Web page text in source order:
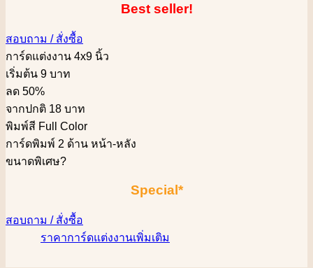
Best seller!
สอบถาม / สั่งซื้อ
การ์ดแต่งงาน 4x9 นิ้ว
เริ่มต้น 9 บาท
ลด 50%
จากปกติ 18 บาท
พิมพ์สี Full Color
การ์ดพิมพ์ 2 ด้าน หน้า-หลัง
ขนาดพิเศษ?
Special*
สอบถาม / สั่งซื้อ
ราคาการ์ดแต่งงานเพิ่มเติม